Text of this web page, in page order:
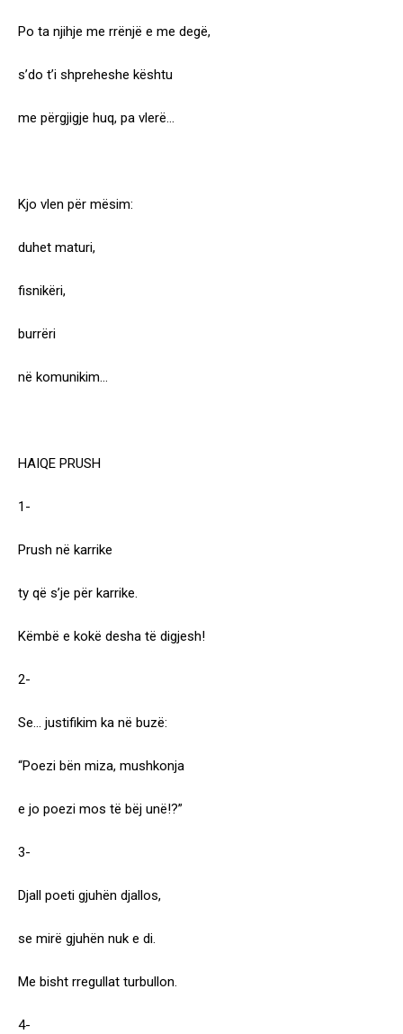
Po ta njihje me rrënjë e me degë,
s’do t’i shpreheshe kështu
me përgjigje huq, pa vlerë…
Kjo vlen për mësim:
duhet maturi,
fisnikëri,
burrëri
në komunikim…
HAIQE PRUSH
1-
Prush në karrike
ty që s’je për karrike.
Këmbë e kokë desha të digjesh!
2-
Se… justifikim ka në buzë:
“Poezi bën miza, mushkonja
e jo poezi mos të bëj unë!?”
3-
Djall poeti gjuhën djallos,
se mirë gjuhën nuk e di.
Me bisht rregullat turbullon.
4-